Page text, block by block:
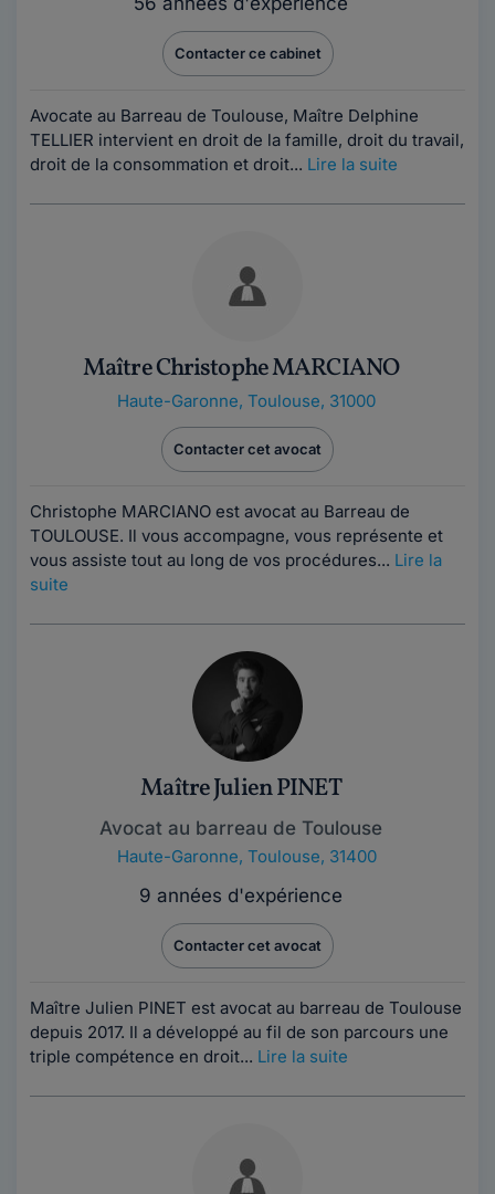
Contacter ce cabinet
Avocate au Barreau de Toulouse, Maître Delphine
TELLIER intervient en droit de la famille, droit du travail,
droit de la consommation et droit... Lire la suite
Maître Christophe MARCIANO
Haute-Garonne, Toulouse, 31000
Contacter cet avocat
Christophe MARCIANO est avocat au Barreau de
TOULOUSE. Il vous accompagne, vous représente et
vous assiste tout au long de vos procédures... Lire la
suite
Maître Julien PINET
Avocat au barreau de Toulouse
Haute-Garonne, Toulouse, 31400
9 années d'expérience
Contacter cet avocat
Maître Julien PINET est avocat au barreau de Toulouse
depuis 2017. Il a développé au fil de son parcours une
triple compétence en droit... Lire la suite